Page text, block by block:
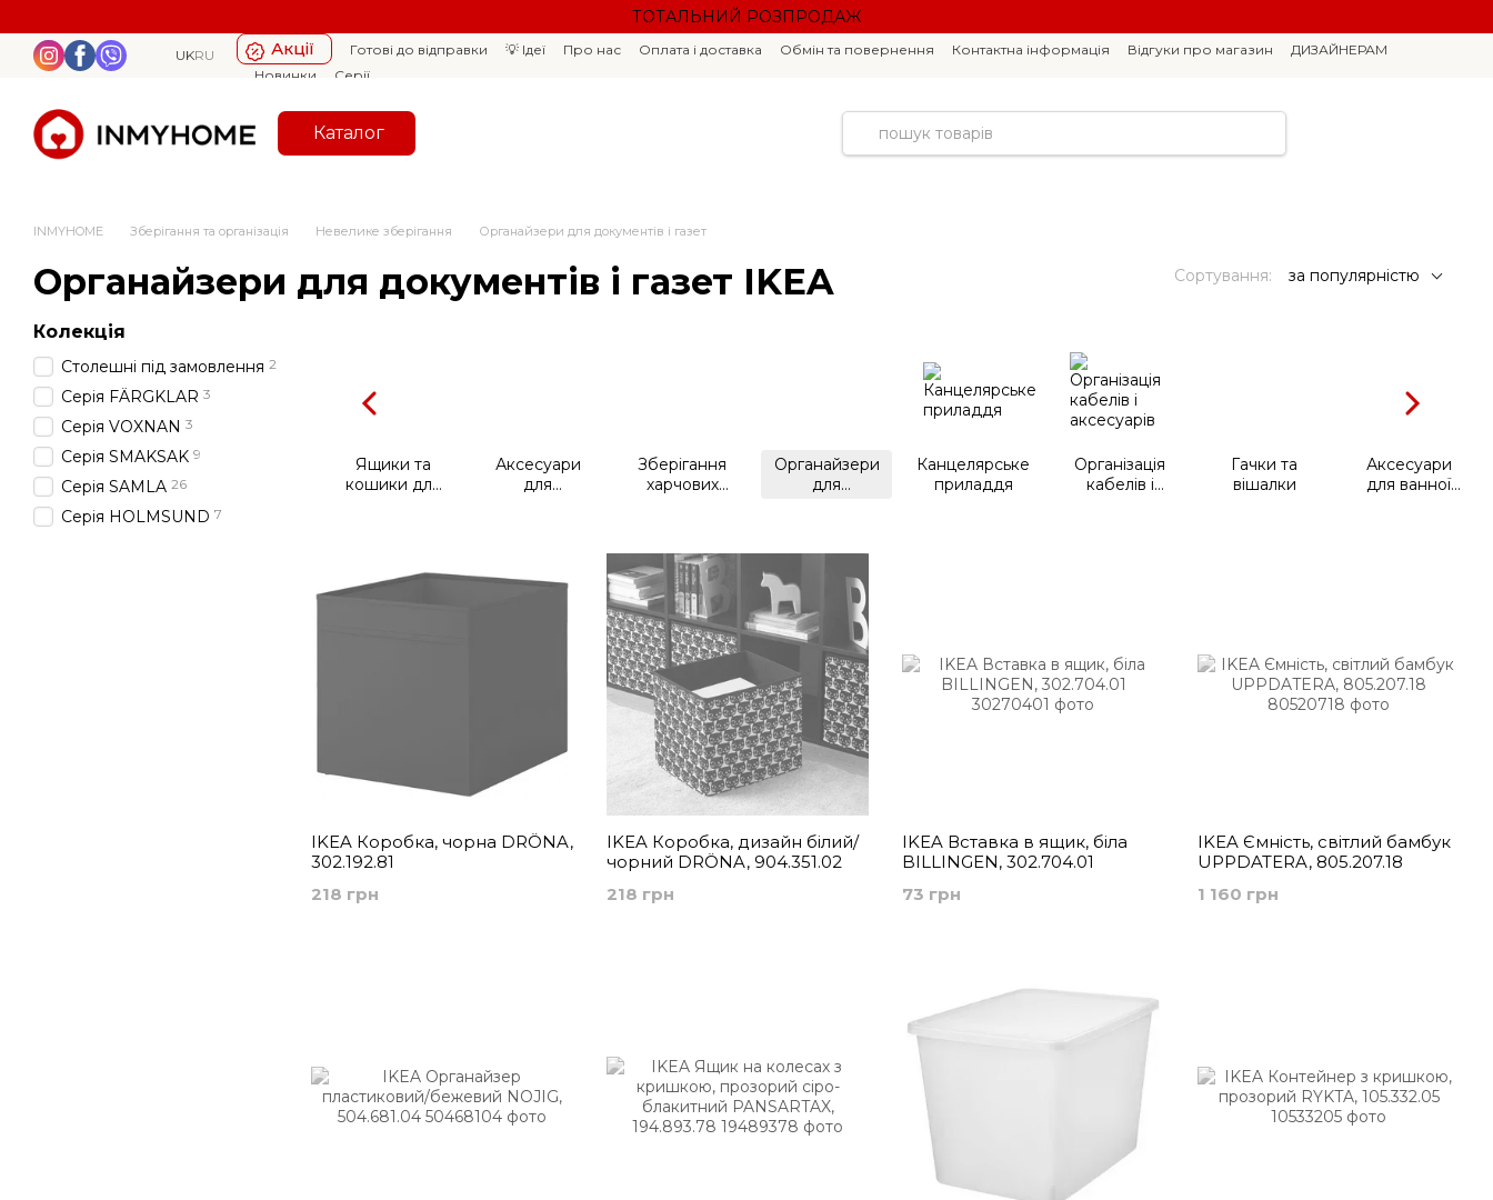
ТОТАЛЬНИЙ РОЗПРОДАЖ
UKRU Акції Готові до відправки 💡 Ідеї Про нас Оплата і доставка Обмін та повернення Контактна інформація Відгуки про магазин
ДИЗАЙНЕРАМ
Новинки
Серії
Каталог
INMYHOME Зберігання та організація Невелике зберігання Органайзери для документів і газет
Органайзери для документів і газет IKEA Сортування: за популярністю
Ящики та
кошики для
Аксесуари
для
Зберігання
харчових
Органайзери
для
Канцелярське
приладдя
Організація
кабелів і
Гачки та
вішалки
Аксесуари
для ванної
IKEA Коробка, чорна DRÖNA,
302.192.81
218 грн
IKEA Коробка, дизайн білий/
чорний DRÖNA, 904.351.02
218 грн
IKEA Вставка в ящик, біла
BILLINGEN, 302.704.01
73 грн
IKEA Ємність, світлий бамбук
UPPDATERA, 805.207.18
1 160 грн
Колекція
Столешні під замовлення 2
Серія FÄRGKLAR 3
Серія VOXNAN 3
Серія SMAKSAK 9
Серія SAMLA 26
Серія HOLMSUND 7